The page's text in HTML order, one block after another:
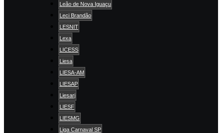
Leão de Nova Iguaçu
Leci Brandão
LESNIT
Lexa
LICESS
Liesa
LIESA-AM
LIESAP
Liesarj
LIESF
LIESMG
Liga Carnaval SP